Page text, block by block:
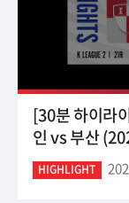
[30분 하이라
인 vs 부산
HIGHLIGHT